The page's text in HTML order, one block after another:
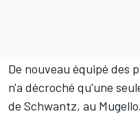
De nouveau équipé des
n'a décroché qu'une
de Schwantz, au